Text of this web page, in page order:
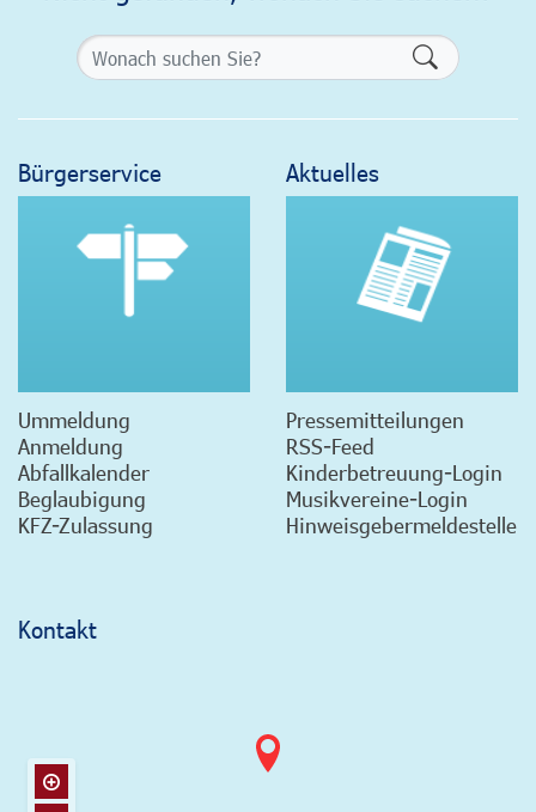
Bürgerservice
Ummeldung
Anmeldung
Abfallkalender
Beglaubigung
KFZ-Zulassung
Aktuelles
Pressemitteilungen
RSS-Feed
Kinderbetreuung-Login
Musikvereine-Login
Hinweisgebermeldestelle
Kontakt